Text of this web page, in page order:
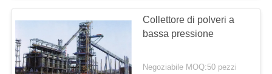
Collettore di polveri a
bassa pressione
Negoziabile MOQ:50 pezzi